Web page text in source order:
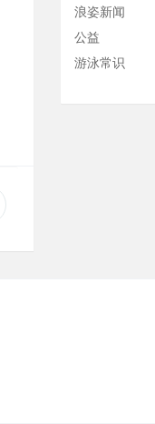
浪姿新闻
公益
游泳常识